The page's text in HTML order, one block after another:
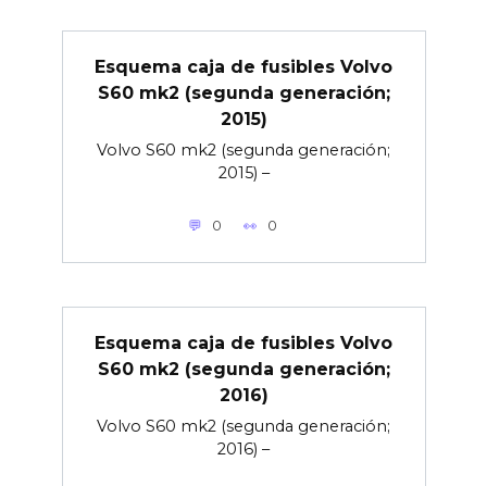
Esquema caja de fusibles Volvo
S60 mk2 (segunda generación;
2015)
Volvo S60 mk2 (segunda generación;
2015) –
0 0
Esquema caja de fusibles Volvo
S60 mk2 (segunda generación;
2016)
Volvo S60 mk2 (segunda generación;
2016) –